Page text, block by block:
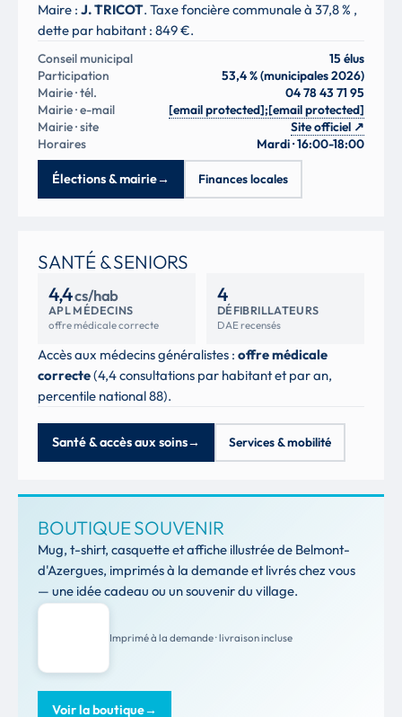
Maire : J. TRICOT. Taxe foncière communale à 37,8 % ,
dette par habitant : 849 €.
Conseil municipal
15 élus
Participation
53,4 % (municipales 2026)
Mairie · tél.
04 78 43 71 95
Mairie · e-mail
[email protected];[email protected]
Mairie · site
Site officiel ↗
Horaires
Mardi · 16:00-18:00
Élections & mairie→ Finances locales
SANTÉ & SENIORS
4,4cs/hab
APL MÉDECINS
offre médicale correcte
4
DÉFIBRILLATEURS
DAE recensés
Accès aux médecins généralistes : offre médicale
correcte(4,4 consultations par habitant et par an,
percentile national 88).
Santé & accès aux soins→ Services & mobilité
BOUTIQUE SOUVENIR
Mug, t-shirt, casquette et affiche illustrée de Belmont-
d'Azergues, imprimés à la demande et livrés chez vous
— une idée cadeau ou un souvenir du village.
Imprimé à la demande · livraison incluse
Voir la boutique→